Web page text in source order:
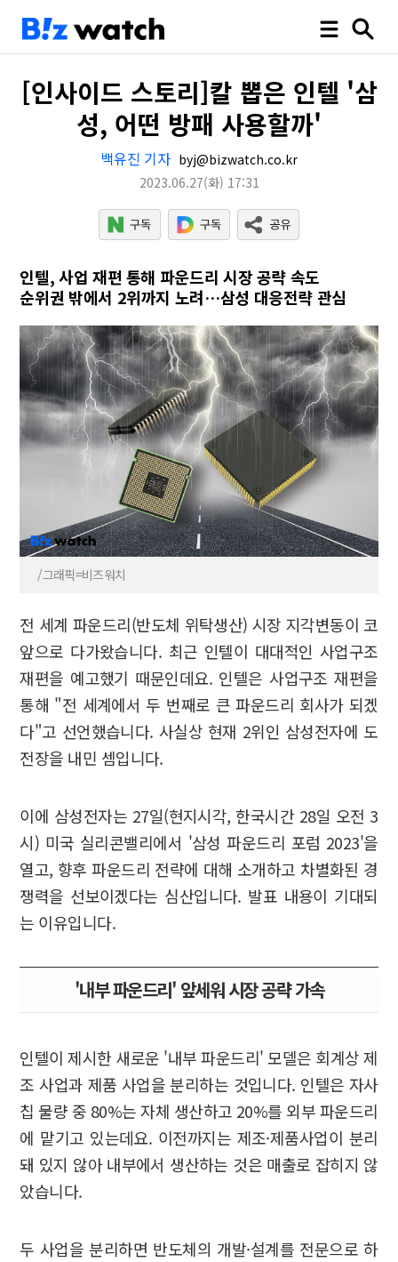
[인사이드 스토리]칼 뽑은 인텔 '삼
성, 어떤 방패 사용할까'
백유진 기자 byj@bizwatch.co.kr
2023.06.27(화) 17:31
인텔, 사업 재편 통해 파운드리 시장 공략 속도
순위권 밖에서 2위까지 노려…삼성 대응전략 관심
/그래픽=비즈워치
전 세계 파운드리(반도체 위탁생산) 시장 지각변동이 코
앞으로 다가왔습니다. 최근 인텔이 대대적인 사업구조
재편을 예고했기 때문인데요. 인텔은 사업구조 재편을
통해 "전 세계에서 두 번째로 큰 파운드리 회사가 되겠
다"고 선언했습니다. 사실상 현재 2위인 삼성전자에 도
전장을 내민 셈입니다.
이에 삼성전자는 27일(현지시각, 한국시간 28일 오전 3
시) 미국 실리콘밸리에서 '삼성 파운드리 포럼 2023'을
열고, 향후 파운드리 전략에 대해 소개하고 차별화된 경
쟁력을 선보이겠다는 심산입니다. 발표 내용이 기대되
는 이유입니다.
'내부 파운드리' 앞세워 시장 공략 가속
인텔이 제시한 새로운 '내부 파운드리' 모델은 회계상 제
조 사업과 제품 사업을 분리하는 것입니다. 인텔은 자사
칩 물량 중 80%는 자체 생산하고 20%를 외부 파운드리
에 맡기고 있는데요. 이전까지는 제조·제품사업이 분리
돼 있지 않아 내부에서 생산하는 것은 매출로 잡히지 않
았습니다.
두 사업을 분리하면 반도체의 개발·설계를 전문으로 하